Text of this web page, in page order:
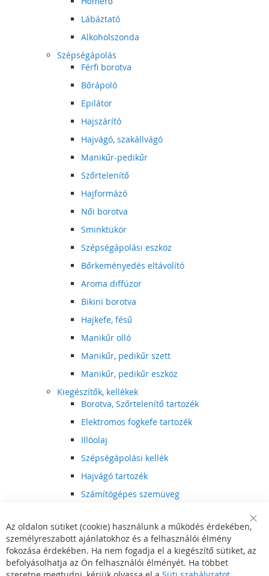
Lábáztató
Alkoholszonda
Szépségápolás
Férfi borotva
Bőrápoló
Epilátor
Hajszárító
Hajvágó, szakállvágó
Manikűr-pedikűr
Szőrtelenítő
Hajformázó
Női borotva
Sminktükör
Szépségápolási eszköz
Bőrkeményedés eltávolító
Aroma diffúzor
Bikini borotva
Hajkefe, fésű
Manikűr olló
Manikűr, pedikűr szett
Manikűr, pedikűr eszköz
Kiegészítők, kellékek
Borotva, Szőrtelenítő tartozék
Elektromos fogkefe tartozék
Illóolaj
Szépségápolási kellék
Hajvágó tartozék
Számítógépes szemüveg
Hajvágó kiegészítő
Szórakoztató elektronika
Multimédia
DVD, BluRay lejátszó
Bar
Az oldalon sütiket (cookie) használunk a működés érdekében,
személyreszabott ajánlatokhoz és a felhasználói élmény
fokozása érdekében. Ha nem fogadja el a kiegészítő sütiket, az
befolyásolhatja az Ön felhasználói élményét. Ha többet